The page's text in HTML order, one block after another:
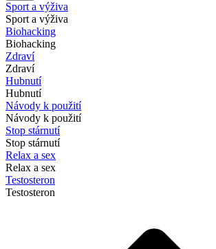
Sport a výživa
Sport a výživa
Biohacking
Biohacking
Zdraví
Zdraví
Hubnutí
Hubnutí
Návody k použití
Návody k použití
Stop stárnutí
Stop stárnutí
Relax a sex
Relax a sex
Testosteron
Testosteron